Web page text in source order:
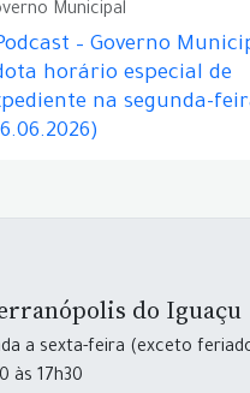
Municipal
– Governo
horário especial de
na segunda-
do Iguaçu
a sexta-feira (exceto
às 17h30